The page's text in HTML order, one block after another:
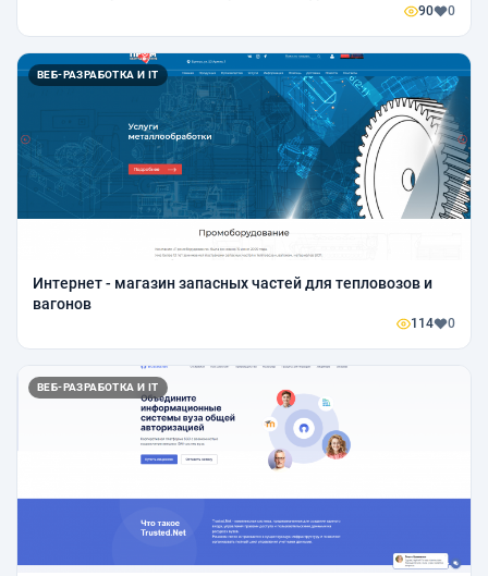
90 0
ВЕБ-РАЗРАБОТКА И IT
Интернет - магазин запасных частей для тепловозов и
вагонов
114 0
ВЕБ-РАЗРАБОТКА И IT